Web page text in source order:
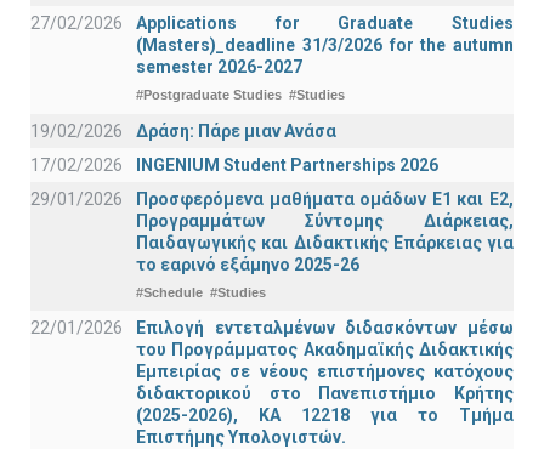
27/02/2026
Applications for Graduate Studies
(Masters)_deadline 31/3/2026 for the autumn
semester 2026-2027
#Postgraduate Studies #Studies
19/02/2026
Δράση: Πάρε μιαν Ανάσα
17/02/2026
INGENIUM Student Partnerships 2026
29/01/2026
Προσφερόμενα μαθήματα ομάδων Ε1 και Ε2,
Προγραμμάτων Σύντομης Διάρκειας,
Παιδαγωγικής και Διδακτικής Επάρκειας για
το εαρινό εξάμηνο 2025-26
#Schedule #Studies
22/01/2026
Επιλογή εντεταλμένων διδασκόντων μέσω
του Προγράμματος Ακαδημαϊκής Διδακτικής
Εμπειρίας σε νέους επιστήμονες κατόχους
διδακτορικού στο Πανεπιστήμιο Κρήτης
(2025-2026), ΚΑ 12218 για το Τμήμα
Επιστήμης Υπολογιστών.